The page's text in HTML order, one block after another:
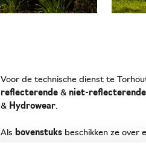
Voor de technische dienst te
reflecterende & niet-
& Hydrowear.
Als bovenstuks beschikken ze over